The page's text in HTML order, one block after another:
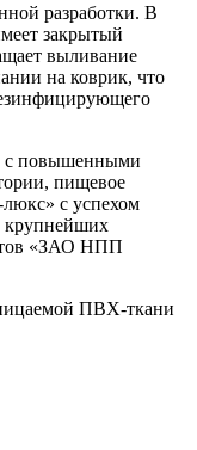
разработки. В
закрытый
выливание
на коврик, что
с повышенными
пищевое
с успехом
крупнейших
«ЗАО НПП
ПВХ-ткани